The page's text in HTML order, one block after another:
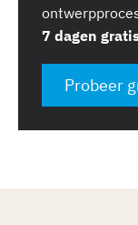
7 dagen
Probeer